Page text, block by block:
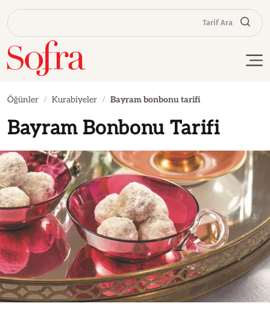
Tarif Ara
Öğünler Kurabiyeler Bayram bonbonu tarifi
Bayram Bonbonu Tarifi